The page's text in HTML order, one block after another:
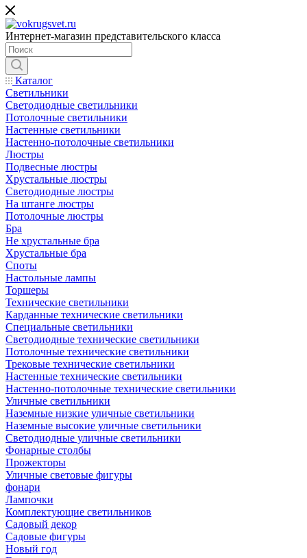
Интернет-магазин представительского класса
Каталог
Светильники
Светодиодные светильники
Потолочные светильники
Настенные светильники
Настенно-потолочные светильники
Люстры
Подвесные люстры
Хрустальные люстры
Светодиодные люстры
На штанге люстры
Потолочные люстры
Бра
Не хрустальные бра
Хрустальные бра
Споты
Настольные лампы
Торшеры
Технические светильники
Карданные технические светильники
Специальные светильники
Светодиодные технические светильники
Потолочные технические светильники
Трековые технические светильники
Настенные технические светильники
Настенно-потолочные технические светильники
Уличные светильники
Наземные низкие уличные светильники
Наземные высокие уличные светильники
Светодиодные уличные светильники
Фонарные столбы
Прожекторы
Уличные световые фигуры
фонари
Лампочки
Комплектующие светильников
Садовый декор
Садовые фигуры
Новый год